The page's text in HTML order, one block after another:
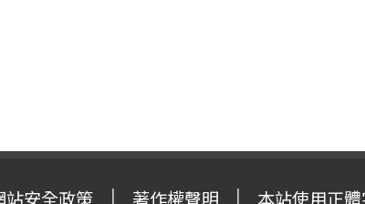
站安全政策 著作權聲明 本站使用正